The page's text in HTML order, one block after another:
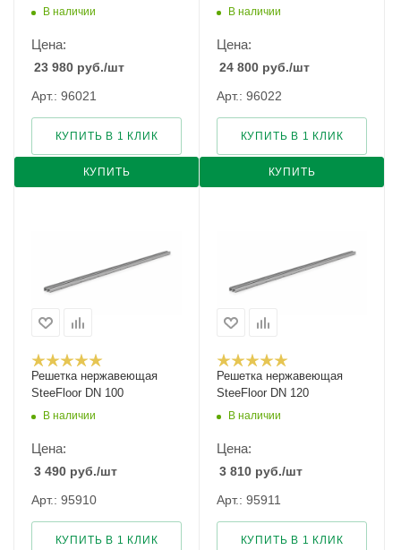
В наличии
Цена:
23 980 руб./шт
Арт.: 96021
КУПИТЬ
КУПИТЬ В 1 КЛИК
В наличии
Цена:
24 800 руб./шт
Арт.: 96022
КУПИТЬ
КУПИТЬ В 1 КЛИК
Решетка нержавеющая
SteeFloor DN 100
В наличии
Цена:
3 490 руб./шт
Арт.: 95910
КУПИТЬ В 1 КЛИК
Решетка нержавеющая
SteeFloor DN 120
В наличии
Цена:
3 810 руб./шт
Арт.: 95911
КУПИТЬ В 1 КЛИК